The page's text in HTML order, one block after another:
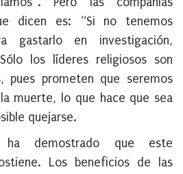
dicen es: “Si no tenemos
gastarlo en investigación,
los líderes religiosos son
pues prometen que seremos
muerte, lo que hace que sea
quejarse.
ha demostrado que este
Los beneficios de las